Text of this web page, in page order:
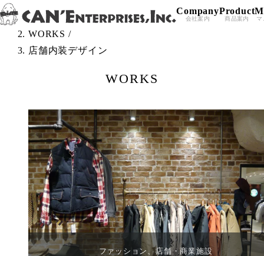
Skip to content
Company
会社案内
Product
商品案内 マ
TOP /
WORKS /
店舗内装デザイン
WORKS
ファッション、店舗・商業施設